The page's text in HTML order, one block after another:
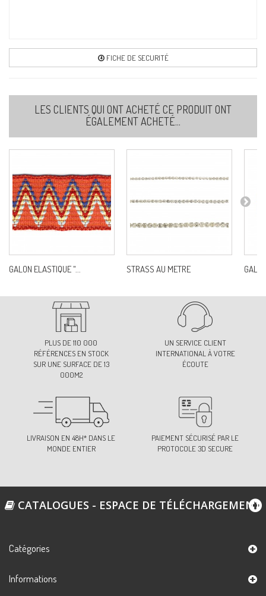
FICHE DE SECURITÉ
LES CLIENTS QUI ONT ACHETÉ CE PRODUIT ONT
ÉGALEMENT ACHETÉ...
GALON ELASTIQUE "... STRASS AU METRE
PLUS DE 110 000
RÉFÉRENCES EN STOCK
SUR UNE SURFACE DE 13
000M2
UN SERVICE CLIENT
INTERNATIONAL À VOTRE
ÉCOUTE
LIVRAISON EN 48H* DANS LE
MONDE ENTIER
PAIEMENT SÉCURISÉ PAR LE
PROTOCOLE 3D SECURE
CATALOGUES - ESPACE DE TÉLÉCHARGEMENT
Catégories
Informations